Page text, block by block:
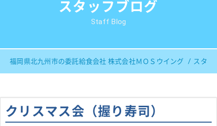
スタッフブログ
Staff Blog
福岡県北九州市の委託給食会社 株式会社ＭＯＳウイング スタッ
クリスマス会（握り寿司）